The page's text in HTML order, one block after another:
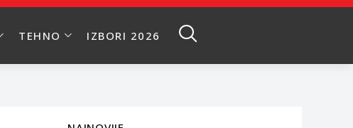
TEHNO IZBORI 2026